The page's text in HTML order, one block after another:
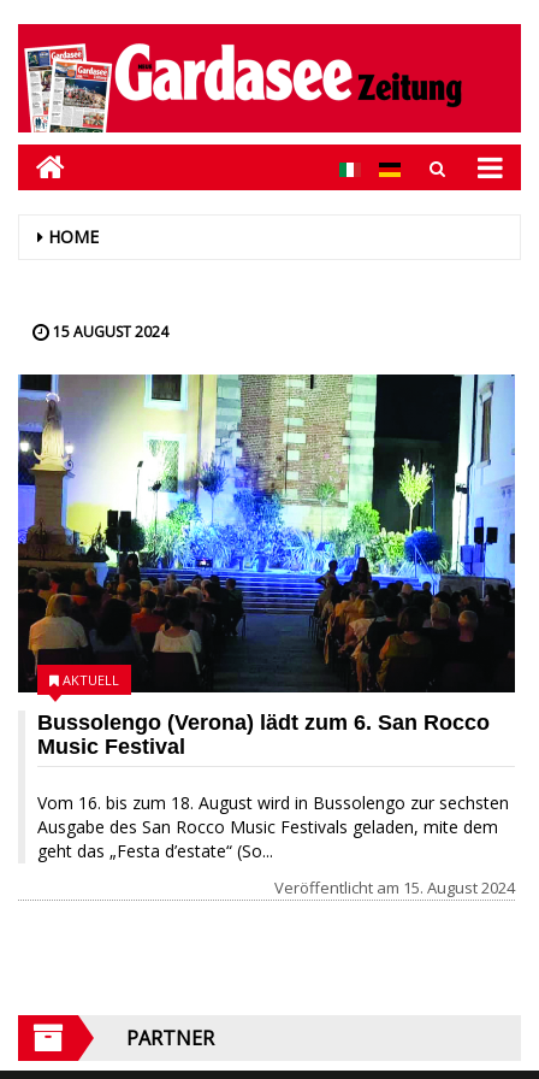
HOME
15 AUGUST 2024
Bussolengo (Verona) lädt zum 6. San Rocco
Music Festival
Vom 16. bis zum 18. August wird in Bussolengo zur sechsten
Ausgabe des San Rocco Music Festivals geladen, mite dem
geht das „Festa d’estate“ (So...
AKTUELL
Veröffentlicht am 15. August 2024
PARTNER